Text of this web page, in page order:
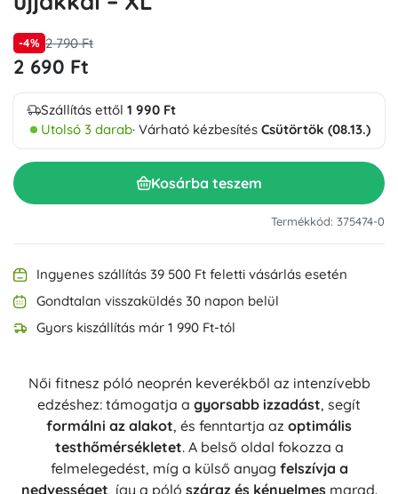
-4% 2 790 Ft
2 690 Ft
Szállítás ettől 1 990 Ft
Utolsó 3 darab· Várható kézbesítés Csütörtök (08.13.)
Kosárba teszem
Termékkód: 375474-0
Ingyenes szállítás 39 500 Ft feletti vásárlás esetén
Gondtalan visszaküldés 30 napon belül
Gyors kiszállítás már 1 990 Ft-tól
Női fitnesz póló neoprén keverékből az intenzívebb
edzéshez: támogatja a gyorsabb izzadást, segít
formálni az alakot, és fenntartja az optimális
testhőmérsékletet. A belső oldal fokozza a
felmelegedést, míg a külső anyag felszívja a
nedvességet, így a póló száraz és kényelmesmarad.